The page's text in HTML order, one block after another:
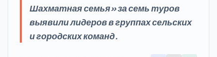
Шахматная семья» за семь туров
выявили лидеров в группах сельских
и городских команд.